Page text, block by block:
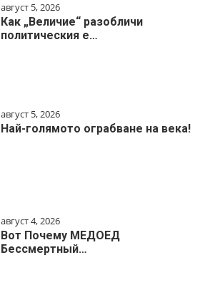
август 5, 2026
Как „Величие“ разобличи
политическия е…
август 5, 2026
Най-голямото ограбване на века!
август 4, 2026
Вот Почему МЕДОЕД
Бессмертный…